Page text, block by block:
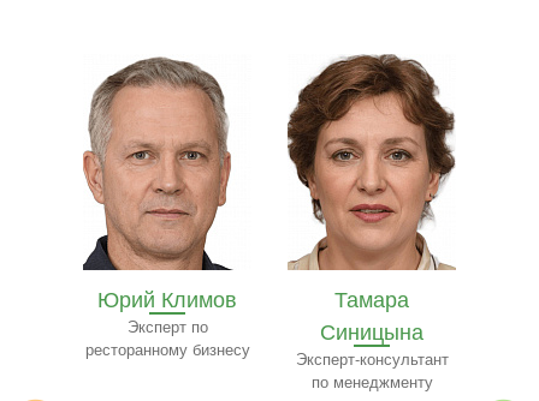
Тамара
Синицына
Эксперт-консультант
Рустам Миронов
Эксперт в сфере ЖКХ